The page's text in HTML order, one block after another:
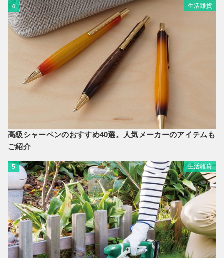
4 生活雑貨
高級シャーペンのおすすめ40選。人気メーカーのアイテムも
ご紹介
5 生活雑貨